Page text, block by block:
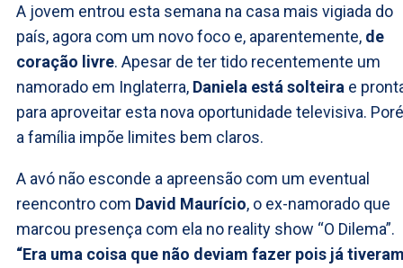
A jovem entrou esta semana na casa mais vigiada do
país, agora com um novo foco e, aparentemente, de
coração livre. Apesar de ter tido recentemente um
namorado em Inglaterra, Daniela está solteira e
para aproveitar esta nova oportunidade televisiva.
a família impõe limites bem claros.
A avó não esconde a apreensão com um eventual
reencontro com David Maurício, o ex-namorado que
marcou presença com ela no reality show “O Dilema”.
“Era uma coisa que não deviam fazer pois já